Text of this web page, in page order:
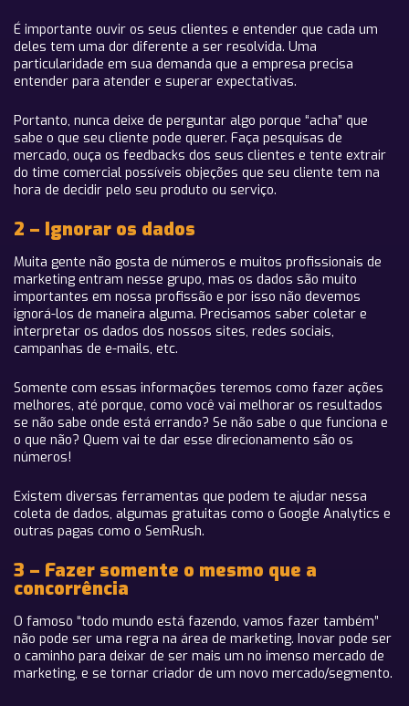
É importante ouvir os seus clientes e entender que cada um
deles tem uma dor diferente a ser resolvida. Uma
particularidade em sua demanda que a empresa precisa
entender para atender e superar expectativas.
Portanto, nunca deixe de perguntar algo porque “acha” que
sabe o que seu cliente pode querer. Faça pesquisas de
mercado, ouça os feedbacks dos seus clientes e tente extrair
do time comercial possíveis objeções que seu cliente tem na
hora de decidir pelo seu produto ou serviço.
2 – Ignorar os dados
Muita gente não gosta de números e muitos profissionais de
marketing entram nesse grupo, mas os dados são muito
importantes em nossa profissão e por isso não devemos
ignorá-los de maneira alguma. Precisamos saber coletar e
interpretar os dados dos nossos sites, redes sociais,
campanhas de e-mails, etc.
Somente com essas informações teremos como fazer ações
melhores, até porque, como você vai melhorar os resultados
se não sabe onde está errando? Se não sabe o que funciona e
o que não? Quem vai te dar esse direcionamento são os
números!
Existem diversas ferramentas que podem te ajudar nessa
coleta de dados, algumas gratuitas como o Google Analytics e
outras pagas como o SemRush.
3 – Fazer somente o mesmo que a
concorrência
O famoso “todo mundo está fazendo, vamos fazer também”
não pode ser uma regra na área de marketing. Inovar pode ser
o caminho para deixar de ser mais um no imenso mercado de
marketing, e se tornar criador de um novo mercado/segmento.